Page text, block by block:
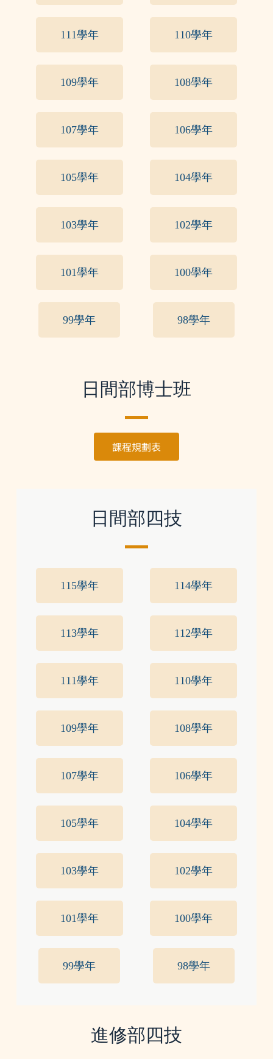
111學年 110學年
109學年 108學年
107學年 106學年
105學年 104學年
103學年 102學年
101學年 100學年
99學年 98學年
日間部博士班
課程規劃表
日間部四技
115學年 114學年
113學年 112學年
111學年 110學年
109學年 108學年
107學年 106學年
105學年 104學年
103學年 102學年
101學年 100學年
99學年 98學年
進修部四技